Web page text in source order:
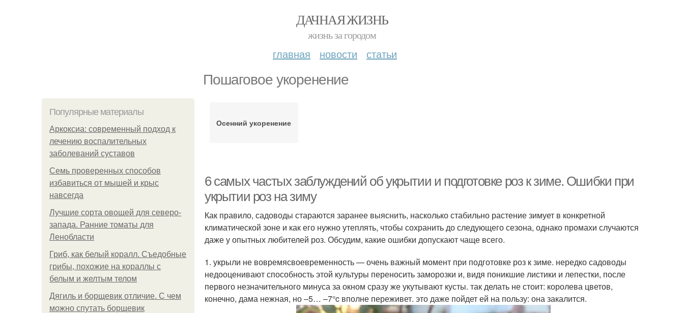
ДАЧНАЯ ЖИЗНЬ
жизнь за городом
главная новости статьи
Пошаговое укоренение
Популярные материалы
Аркоксиа: современный подход к
лечению воспалительных
заболеваний суставов
Семь проверенных способов
избавиться от мышей и крыс
навсегда
Лучшие сорта овощей для северо-
запада. Ранние томаты для
Ленобласти
Гриб, как белый коралл. Съедобные
грибы, похожие на кораллы с
белым и желтым телом
Дягиль и борщевик отличие. С чем
можно спутать борщевик
Осенний укоренение
6 самых частых заблуждений об укрытии и подготовке роз к зиме. Ошибки при
укрытии роз на зиму
Как правило, садоводы стараются заранее выяснить, насколько стабильно растение зимует в конкретной
климатической зоне и как его нужно утеплять, чтобы сохранить до следующего сезона, однако промахи случаются
даже у опытных любителей роз. Обсудим, какие ошибки допускают чаще всего.
1. укрыли не вовремясвоевременность — очень важный момент при подготовке роз к зиме. нередко садоводы
недооценивают способность этой культуры переносить заморозки и, видя поникшие листики и лепестки, после
первого незначительного минуса за окном сразу же укутывают кусты. так делать не стоит: королева цветов,
конечно, дама нежная, но –5… –7°c вполне переживет. это даже пойдет ей на пользу: она закалится.